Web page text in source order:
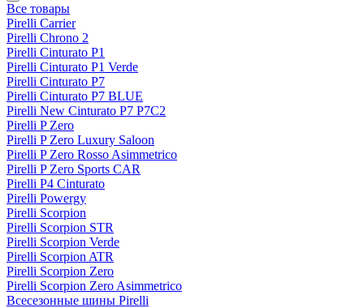
Все товары
Pirelli Carrier
Pirelli Chrono 2
Pirelli Cinturato P1
Pirelli Cinturato P1 Verde
Pirelli Cinturato P7
Pirelli Cinturato P7 BLUE
Pirelli New Cinturato P7 P7C2
Pirelli P Zero
Pirelli P Zero Luxury Saloon
Pirelli P Zero Rosso Asimmetrico
Pirelli P Zero Sports CAR
Pirelli P4 Cinturato
Pirelli Powergy
Pirelli Scorpion
Pirelli Scorpion STR
Pirelli Scorpion Verde
Pirelli Scorpion ATR
Pirelli Scorpion Zero
Pirelli Scorpion Zero Asimmetrico
Всесезонные шины Pirelli